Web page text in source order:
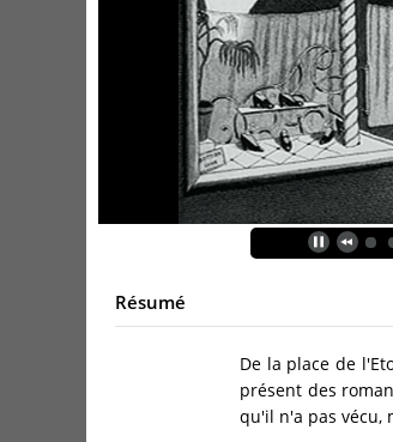
Résumé
De la place de
présent des
qu'il n'a pas vécu,